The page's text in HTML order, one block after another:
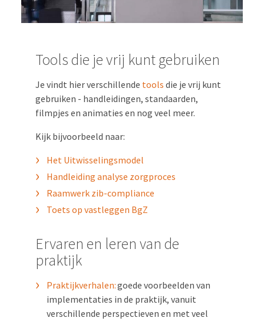
Tools die je vrij kunt gebruiken
Je vindt hier verschillende tools die je vrij kunt
gebruiken - handleidingen, standaarden,
filmpjes en animaties en nog veel meer.
Kijk bijvoorbeeld naar:
Het Uitwisselingsmodel
Handleiding analyse zorgproces
Raamwerk zib-compliance
Toets op vastleggen BgZ
Ervaren en leren van de
praktijk
Praktijkverhalen:goede voorbeelden van
implementaties in de praktijk, vanuit
verschillende perspectieven en met veel